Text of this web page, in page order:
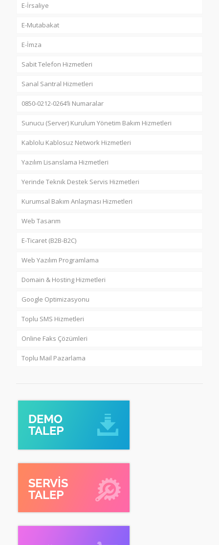
E-İrsaliye
E-Mutabakat
E-İmza
Sabit Telefon Hizmetleri
Sanal Santral Hizmetleri
0850-0212-0264’li Numaralar
Sunucu (Server) Kurulum Yönetim Bakım Hizmetleri
Kablolu Kablosuz Network Hizmetleri
Yazılım Lisanslama Hizmetleri
Yerinde Teknik Destek Servis Hizmetleri
Kurumsal Bakım Anlaşması Hizmetleri
Web Tasarım
E-Ticaret (B2B-B2C)
Web Yazılım Programlama
Domain & Hosting Hizmetleri
Google Optimizasyonu
Toplu SMS Hizmetleri
Online Faks Çözümleri
Toplu Mail Pazarlama